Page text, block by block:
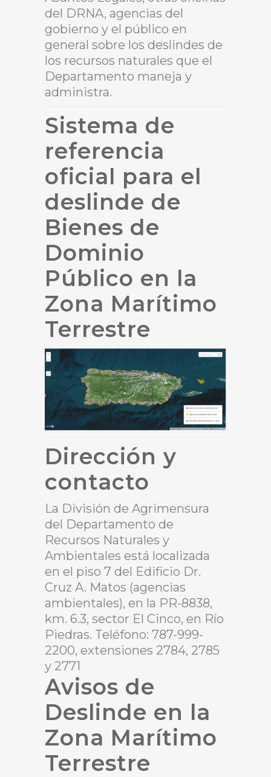
del DRNA, agencias del
gobierno y el público en
general sobre los deslindes de
los recursos naturales que el
Departamento maneja y
administra.
Sistema de
referencia
oficial para el
deslinde de
Bienes de
Dominio
Público en la
Zona Marítimo
Terrestre
Dirección y
contacto
La División de Agrimensura
del Departamento de
Recursos Naturales y
Ambientales está localizada
en el piso 7 del Edificio Dr.
Cruz A. Matos (agencias
ambientales), en la PR-8838,
km. 6.3, sector El Cinco, en Río
Piedras. Teléfono: 787-999-
2200, extensiones 2784, 2785
y 2771
Avisos de
Deslinde en la
Zona Marítimo
Terrestre